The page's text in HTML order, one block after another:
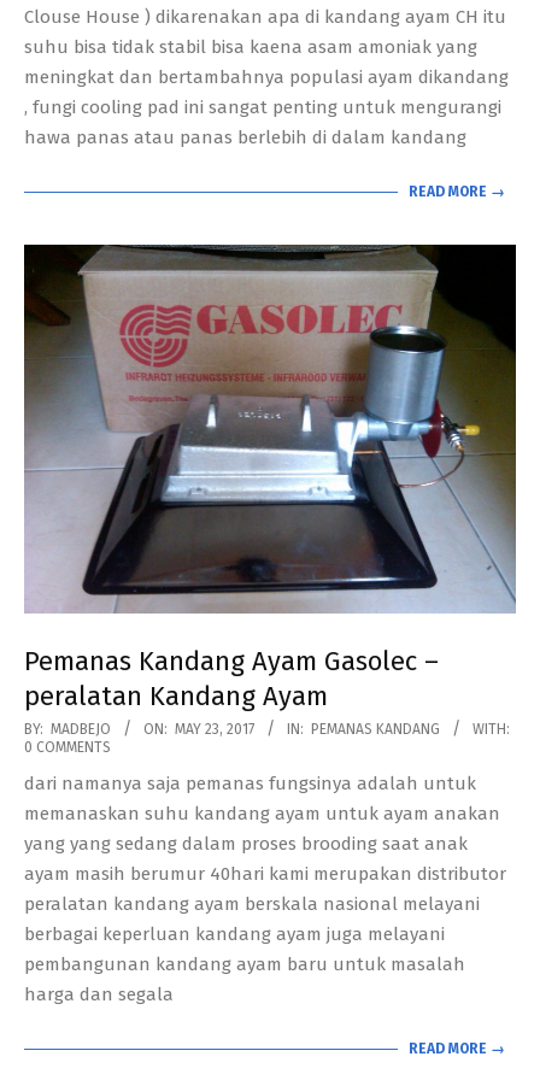
Clouse House ) dikarenakan apa di kandang ayam CH itu
suhu bisa tidak stabil bisa kaena asam amoniak yang
meningkat dan bertambahnya populasi ayam dikandang
, fungi cooling pad ini sangat penting untuk mengurangi
hawa panas atau panas berlebih di dalam kandang
READ MORE →
Pemanas Kandang Ayam Gasolec –
peralatan Kandang Ayam
2017-
05-
23
BY: MADBEJO ON: MAY 23, 2017 IN: PEMANAS KANDANG
WITH:
0 COMMENTS
dari namanya saja pemanas fungsinya adalah untuk
memanaskan suhu kandang ayam untuk ayam anakan
yang yang sedang dalam proses brooding saat anak
ayam masih berumur 40hari kami merupakan distributor
peralatan kandang ayam berskala nasional melayani
berbagai keperluan kandang ayam juga melayani
pembangunan kandang ayam baru untuk masalah
harga dan segala
READ MORE →